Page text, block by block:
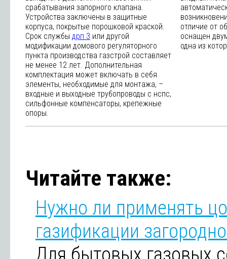
срабатывания запорного клапана.
Устройства заключены в защитные
корпуса, покрытые порошковой краской.
Срок службы дрп 3 или другой
модификации домового регуляторного
пункта производства газстрой составляет
не менее 12 лет. Дополнительная
комплектация может включать в себя
элементы, необходимые для монтажа, –
входные и выходные трубопроводы с нспс,
сильфонные компенсаторы, крепежные
опоры.
отличие от
оснащен
одна из
Читайте также:
Нужно ли применять
газификации